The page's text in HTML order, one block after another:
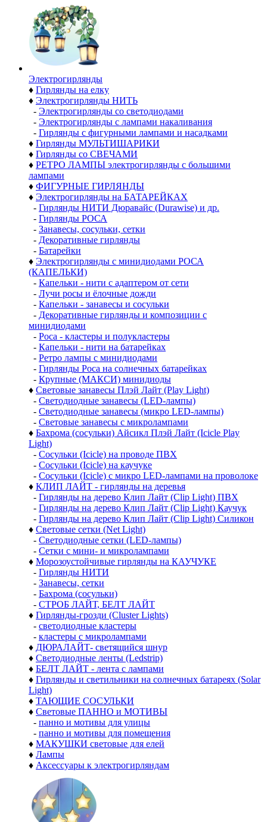
Электро­гирлянды
♦ Гирлянды на елку
♦ Электрогирлянды НИТЬ
- Электрогирлянды со светодиодами
- Электрогирлянды с лампами накаливания
- Гирлянды с фигурными лампами и насадками
♦ Гирлянды МУЛЬТИШАРИКИ
♦ Гирлянды со СВЕЧАМИ
♦ РЕТРО ЛАМПЫ электрогирлянды с большими
лампами
♦ ФИГУРНЫЕ ГИРЛЯНДЫ
♦ Электрогирлянды на БАТАРЕЙКАХ
- Гирлянды НИТИ Дюравайс (Durawise) и др.
- Гирлянды РОСА
- Занавесы, сосульки, сетки
- Декоративные гирлянды
- Батарейки
♦ Электрогирлянды с минидиодами РОСА
(КАПЕЛЬКИ)
- Капельки - нити с адаптером от сети
- Лучи росы и ёлочные дожди
- Капельки - занавесы и сосульки
- Декоративные гирлянды и композиции с
минидиодами
- Роса - кластеры и полукластеры
- Капельки - нити на батарейках
- Ретро лампы с минидиодами
- Гирлянды Роса на солнечных батарейках
- Крупные (МАКСИ) минидиоды
♦ Световые занавесы Плэй Лайт (Play Light)
- Светодиодные занавесы (LED-лампы)
- Светодиодные занавесы (микро LED-лампы)
- Световые занавесы с микролампами
♦ Бахрома (сосульки) Айсикл Плэй Лайт (Icicle Play
Light)
- Сосульки (Icicle) на проводе ПВХ
- Сосульки (Icicle) на каучуке
- Сосульки (Icicle) с микро LED-лампами на проволоке
♦ КЛИП ЛАЙТ - гирлянды на деревья
- Гирлянды на дерево Клип Лайт (Clip Light) ПВХ
- Гирлянды на дерево Клип Лайт (Clip Light) Каучук
- Гирлянды на дерево Клип Лайт (Clip Light) Силикон
♦ Световые сетки (Net Light)
- Светодиодные сетки (LED-лампы)
- Сетки с мини- и микролампами
♦ Морозоустойчивые гирлянды на КАУЧУКЕ
- Гирлянды НИТИ
- Занавесы, сетки
- Бахрома (сосульки)
- СТРОБ ЛАЙТ, БЕЛТ ЛАЙТ
♦ Гирлянды-грозди (Cluster Lights)
- светодиодные кластеры
- кластеры с микролампами
♦ ДЮРАЛАЙТ- светящийся шнур
♦ Светодиодные ленты (Ledstrip)
♦ БЕЛТ ЛАЙТ - лента с лампами
♦ Гирлянды и светильники на солнечных батареях (Solar
Light)
♦ ТАЮЩИЕ СОСУЛЬКИ
♦ Световые ПАННО и МОТИВЫ
- панно и мотивы для улицы
- панно и мотивы для помещения
♦ МАКУШКИ световые для елей
♦ Лампы
♦ Аксессуары к электрогирляндам